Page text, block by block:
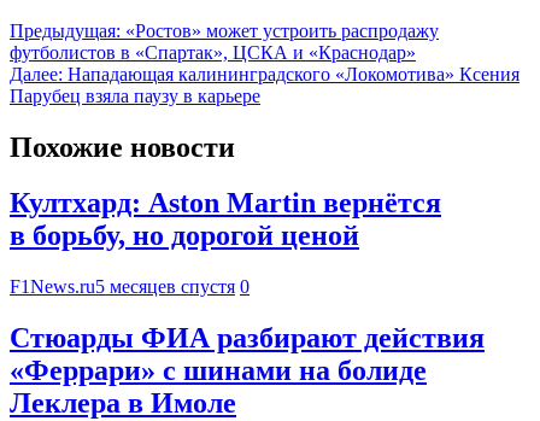
Предыдущая: «Ростов» может устроить распродажу
футболистов в «Спартак», ЦСКА и «Краснодар»
Далее: Нападающая калининградского «Локомотива» Ксения
Парубец взяла паузу в карьере
Похожие новости
Култхард: Aston Martin вернётся
в борьбу, но дорогой ценой
F1News.ru5 месяцев спустя 0
Стюарды ФИА разбирают действия
«Феррари» с шинами на болиде
Леклера в Имоле